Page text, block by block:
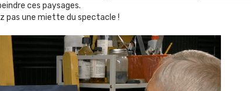
ces paysages.
pas une miette du spectacle !